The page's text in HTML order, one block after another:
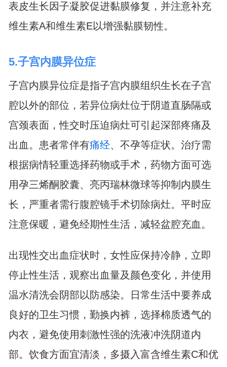
表皮生长因子凝胶促进黏膜修复，并注意补充
维生素A和维生素E以增强黏膜韧性。
5.子宫内膜异位症
子宫内膜异位症是指子宫内膜组织生长在子宫
腔以外的部位，若异位病灶位于阴道直肠隔或
宫颈表面，性交时压迫病灶可引起深部疼痛及
出血。患者常伴有痛经、不孕等症状。治疗需
根据病情轻重选择药物或手术，药物方面可选
用孕三烯酮胶囊、亮丙瑞林微球等抑制内膜生
长，严重者需行腹腔镜手术切除病灶。平时应
注意保暖，避免经期性生活，减轻盆腔充血。
出现性交出血症状时，女性应保持冷静，立即
停止性生活，观察出血量及颜色变化，并使用
温水清洗会阴部以防感染。日常生活中要养成
良好的卫生习惯，勤换内裤，选择棉质透气的
内衣，避免使用刺激性强的洗液冲洗阴道内
部。饮食方面宜清淡，多摄入富含维生素C和优